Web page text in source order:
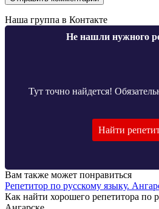
Наша группа в Контакте
Не нашли нужного
Тут точно найдется!
Найти
Вам также может понравиться
Репетитор по русскому языку.
Как найти хорошего репетитора по